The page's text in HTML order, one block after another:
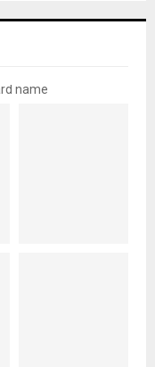
name